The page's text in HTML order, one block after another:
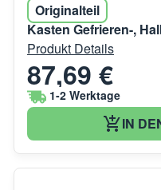
Originalteil
Kasten Gefrieren-,
Produkt Details
87,69 €
1-2 Werktage
IN